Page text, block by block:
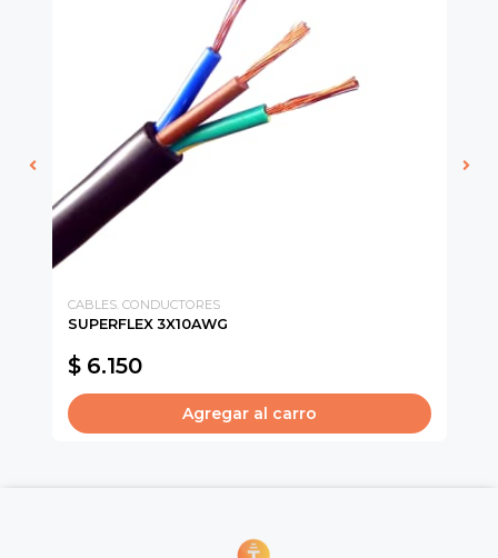
CABLES. CONDUCTORES
SUPERFLEX 3X10AWG
$ 6.150
Agregar al carro